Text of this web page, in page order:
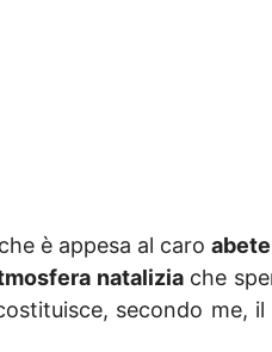
che è appesa al caro abete
natalizia che
secondo me,